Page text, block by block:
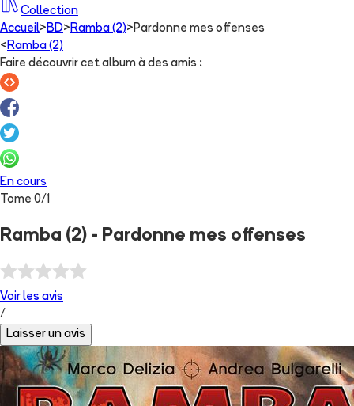
Collection
Accueil> BD> Ramba (2)> Pardonne mes offenses
< Ramba (2)
Faire découvrir cet album à des amis :
En cours
Tome 0/1
Ramba (2) - Pardonne mes offenses
Voir les avis
/
Laisser un avis